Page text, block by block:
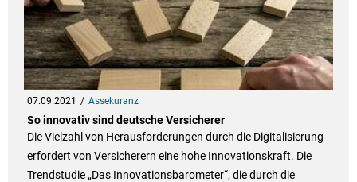
07.09.2021 Assekuranz
So innovativ sind deutsche Versicherer
Die Vielzahl von Herausforderungen durch die Digitalisierung
erfordert von Versicherern eine hohe Innovationskraft. Die
Trendstudie „Das Innovationsbarometer“, die durch die